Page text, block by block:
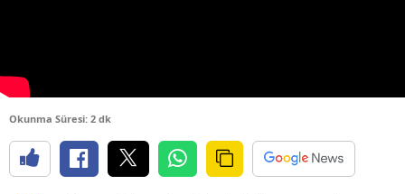
Okunma Süresi: 2 dk